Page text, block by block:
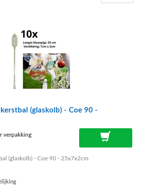
(glaskolb) - Coe 90 -
verpakking
(glaskolb) - Coe 90 - 25x7x2cm